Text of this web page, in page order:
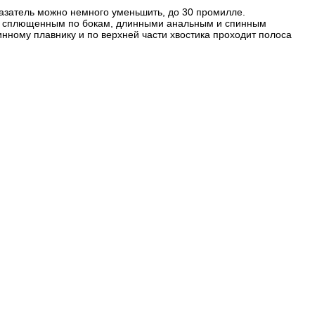
можно немного уменьшить, до 30 промилле.
сплющенным по бокам, длинными анальным и спинным
плавнику и по верхней части хвостика проходит полоса